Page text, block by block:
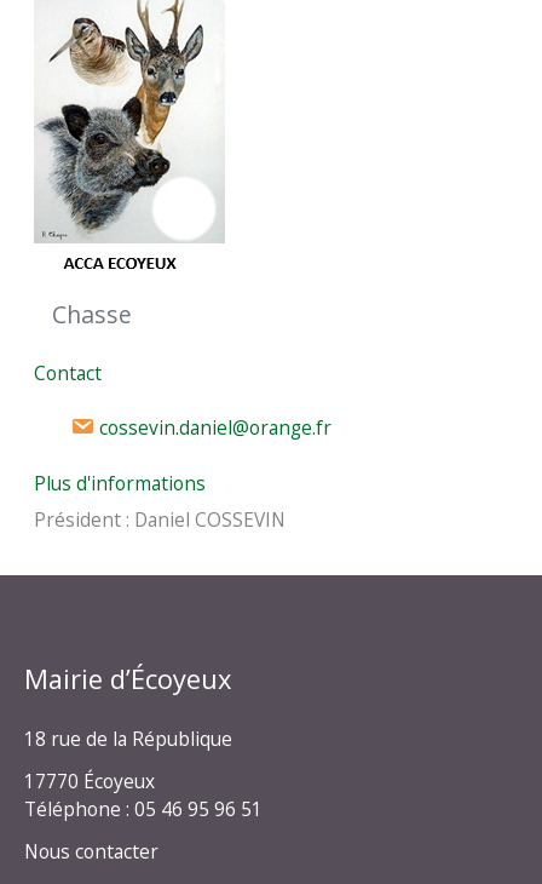
Chasse
Contact
cossevin.daniel@orange.fr
Plus d'informations
Président : Daniel COSSEVIN
Mairie d’Écoyeux
18 rue de la République
17770 Écoyeux
Téléphone : 05 46 95 96 51
Nous contacter